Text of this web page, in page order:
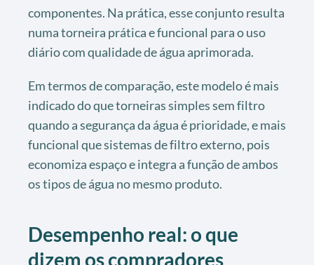
componentes. Na prática, esse conjunto resulta
numa torneira prática e funcional para o uso
diário com qualidade de água aprimorada.
Em termos de comparação, este modelo é mais
indicado do que torneiras simples sem filtro
quando a segurança da água é prioridade, e mais
funcional que sistemas de filtro externo, pois
economiza espaço e integra a função de ambos
os tipos de água no mesmo produto.
Desempenho real: o que
dizem os compradores